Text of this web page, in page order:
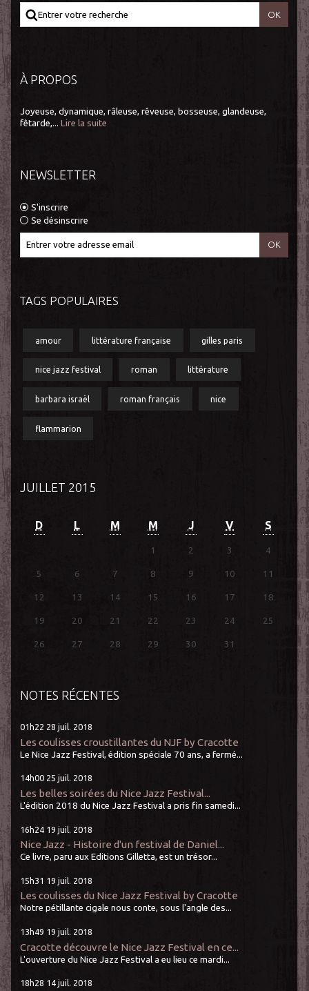
À PROPOS
Joyeuse, dynamique, râleuse, rêveuse, bosseuse, glandeuse,
fêtarde,... Lire la suite
NEWSLETTER
S'inscrire
Se désinscrire
TAGS POPULAIRES
amour littérature française gilles paris
nice jazz festival roman littérature
barbara israël roman français nice
flammarion
JUILLET 2015
D L M M J V S
1 2 3 4
5 6 7 8 9 10 11
12 13 14 15 16 17 18
19 20 21 22 23 24 25
26 27 28 29 30 31
NOTES RÉCENTES
01h22 28 juil. 2018
Les coulisses croustillantes du NJF by Cracotte
Le Nice Jazz Festival, édition spéciale 70 ans, a fermé...
14h00 25 juil. 2018
Les belles soirées du Nice Jazz Festival...
L'édition 2018 du Nice Jazz Festival a pris fin samedi...
16h24 19 juil. 2018
Nice Jazz - Histoire d'un festival de Daniel...
Ce livre, paru aux Editions Gilletta, est un trésor...
15h31 19 juil. 2018
Les coulisses du Nice Jazz Festival by Cracotte
Notre pétillante cigale nous conte, sous l'angle des...
13h49 19 juil. 2018
Cracotte découvre le Nice Jazz Festival en ce...
L'ouverture du Nice Jazz Festival a eu lieu ce mardi...
18h28 14 juil. 2018